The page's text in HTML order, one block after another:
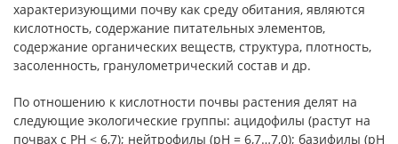
характеризующими почву как среду обитания, являются
кислотность, содержание питательных элементов,
содержание органических веществ, структура, плотность,
засоленность, гранулометрический состав и др.
По отношению к кислотности почвы растения делят на
следующие экологические группы: ацидофилы (растут на
почвах с PH < 6,7); нейтрофилы (pH = 6,7…7,0); базифилы (pH